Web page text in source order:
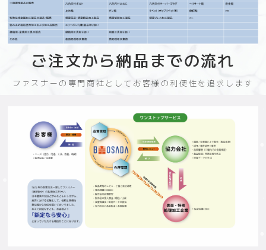
ご注文から納品までの流れ
ファスナーの専門商社としてお客様の利便性を追求します